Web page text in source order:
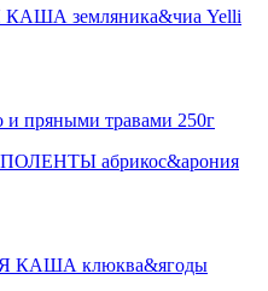
земляника&чиа Yelli
и пряными травами 250г
абрикос&арония
КАША клюква&ягоды